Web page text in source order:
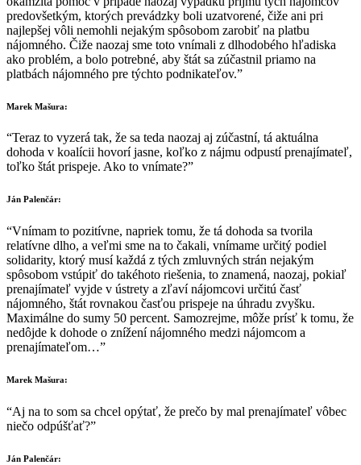
predovšetkým, ktorých prevádzky boli uzatvorené, čiže ani pri
najlepšej vôli nemohli nejakým spôsobom zarobiť na platbu
nájomného. Čiže naozaj sme toto vnímali z dlhodobého hľadiska
ako problém, a bolo potrebné, aby štát sa zúčastnil priamo na
platbách nájomného pre týchto podnikateľov.”
Marek Mašura:
“Teraz to vyzerá tak, že sa teda naozaj aj zúčastní, tá aktuálna
dohoda v koalícii hovorí jasne, koľko z nájmu odpustí prenajímateľ,
toľko štát prispeje. Ako to vnímate?”
Ján Palenčár:
“Vnímam to pozitívne, napriek tomu, že tá dohoda sa tvorila
relatívne dlho, a veľmi sme na to čakali, vnímame určitý podiel
solidarity, ktorý musí každá z tých zmluvných strán nejakým
spôsobom vstúpiť do takéhoto riešenia, to znamená, naozaj, pokiaľ
prenajímateľ vyjde v ústrety a zľaví nájomcovi určitú časť
nájomného, štát rovnakou časťou prispeje na úhradu zvyšku.
Maximálne do sumy 50 percent. Samozrejme, môže prísť k tomu, že
nedôjde k dohode o znížení nájomného medzi nájomcom a
prenajímateľom…”
Marek Mašura:
“Aj na to som sa chcel opýtať, že prečo by mal prenajímateľ vôbec
niečo odpúšťať?”
Ján Palenčár: